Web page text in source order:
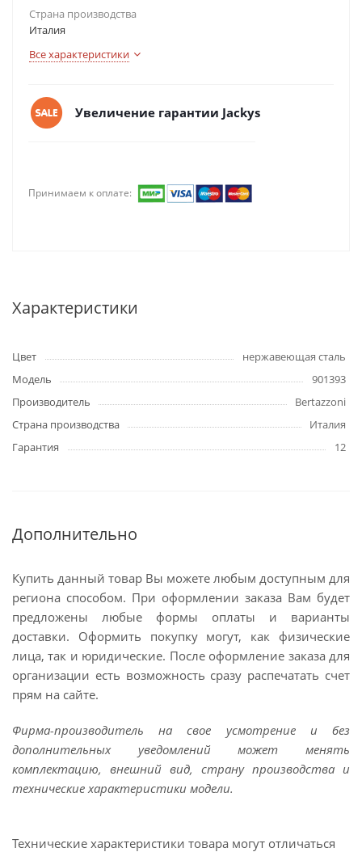
Страна производства
Италия
Все характеристики
Увеличение гарантии Jackys
Принимаем к оплате:
Характеристики
Цвет
нержавеющая сталь
Модель
901393
Производитель
Bertazzoni
Страна производства
Италия
Гарантия
12
Дополнительно
Купить данный товар Вы можете любым доступным для
региона способом. При оформлении заказа Вам будет
предложены любые формы оплаты и варианты
доставки. Оформить покупку могут, как физические
лица, так и юридические. После оформление заказа для
организации есть возможность сразу распечатать счет
прям на сайте.
Фирма-производитель на свое усмотрение и без
дополнительных уведомлений может менять
комплектацию, внешний вид, страну производства и
технические характеристики модели.
Технические характеристики товара могут отличаться